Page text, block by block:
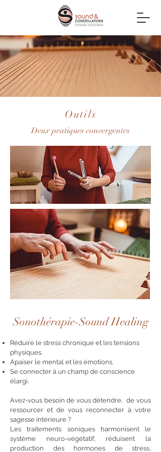
Outils
Deux pratiques convergentes
Sonothérapie-Sound Healing
Réduire le stress chronique et les tensions
physiques.
Apaiser le mental et les émotions.
Se connecter à un champ de conscience
élargi.
Avez-vous besoin de vous détendre, de vous
ressourcer et de vous reconnecter à votre
sagesse intérieure ?
Les traitements soniques harmonisent le
système neuro-végétatif, réduisent la
production des hormones de stress,